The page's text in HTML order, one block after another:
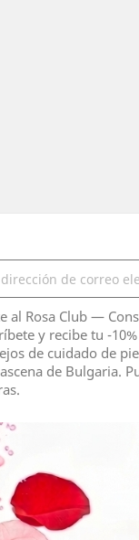
al Rosa Club —
y recibe tu -
de cuidado de
de Bulgaria.